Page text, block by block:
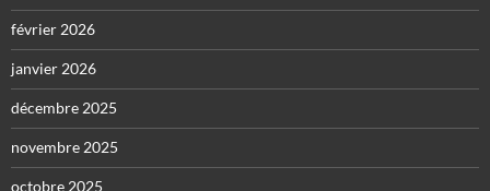
février 2026
janvier 2026
décembre 2025
novembre 2025
octobre 2025